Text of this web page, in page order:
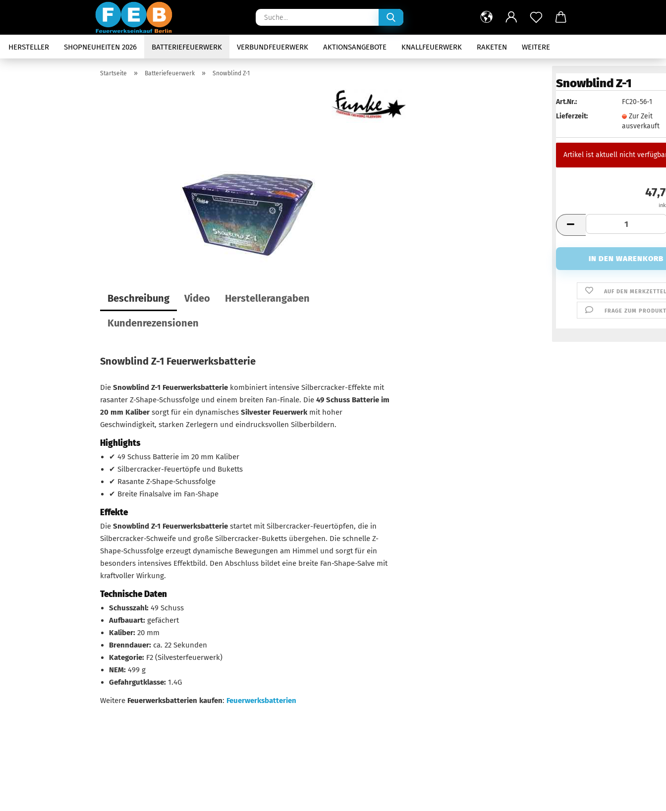
Suche...
HERSTELLER SHOPNEUHEITEN 2026 BATTERIEFEUERWERK VERBUNDFEUERWERK AKTIONSANGEBOTE KNALLFEUERWERK RAKETEN WEITERE
Startseite » Batteriefeuerwerk » Snowblind Z-1
Snowblind Z-1
Art.Nr.:
FC20-56-1
Lieferzeit:
Zur Zeit
ausverkauft
Artikel ist aktuell nicht
AUF DEN
FRAGE ZUM PRODUKT
Beschreibung Video Herstellerangaben
Kundenrezensionen
Snowblind Z-1 Feuerwerksbatterie
Die Snowblind Z-1 Feuerwerksbatterie kombiniert intensive Silbercracker-Effekte mit
rasanter Z-Shape-Schussfolge und einem breiten Fan-Finale. Die 49 Schuss Batterie im
20 mm Kaliber sorgt für ein dynamisches Silvester Feuerwerkmit hoher
Geschwindigkeit, starken Zerlegern und eindrucksvollen Silberbildern.
Highlights
✔ 49 Schuss Batterie im 20 mm Kaliber
✔ Silbercracker-Feuertöpfe und Buketts
✔ Rasante Z-Shape-Schussfolge
✔ Breite Finalsalve im Fan-Shape
Effekte
Die Snowblind Z-1 Feuerwerksbatterie startet mit Silbercracker-Feuertöpfen, die in
Silbercracker-Schweife und große Silbercracker-Buketts übergehen. Die schnelle Z-
Shape-Schussfolge erzeugt dynamische Bewegungen am Himmel und sorgt für ein
besonders intensives Effektbild. Den Abschluss bildet eine breite Fan-Shape-Salve mit
kraftvoller Wirkung.
Technische Daten
Schusszahl: 49 Schuss
Aufbauart: gefächert
Kaliber: 20 mm
Brenndauer: ca. 22 Sekunden
Kategorie: F2 (Silvesterfeuerwerk)
NEM: 499 g
Gefahrgutklasse: 1.4G
Weitere Feuerwerksbatterien kaufen: Feuerwerksbatterien